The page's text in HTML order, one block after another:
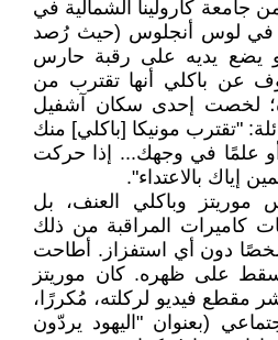
كارولينا الشمالية في
في لوس أنجلوس (حيث رُصد
يضع يديه على رقبة حارس
عن باكلي أنها تقترب من
لخصت إحدى سكان آشفيل
"تقترب مونيكا [باكلي] منك
أو علمًا في وجهك... إذا حركت
إياك بالاعتداء".
وباكلي العنف، بل
كاميرات المراقبة من ذلك
دون أي استفزاز. أطاحت
على ظهره. كان موريتز
مقطع فيديو لركلته، مُكررًا،
(بعنوان "اليهود يردّون